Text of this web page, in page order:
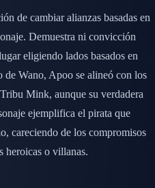
de cambiar alianzas basadas en
Demuestra ni convicción
eligiendo lados basados en
de Wano, Apoo se alineó con los
Mink, aunque su verdadera
ejemplifica el pirata que
careciendo de los compromisos
heroicas o villanas.